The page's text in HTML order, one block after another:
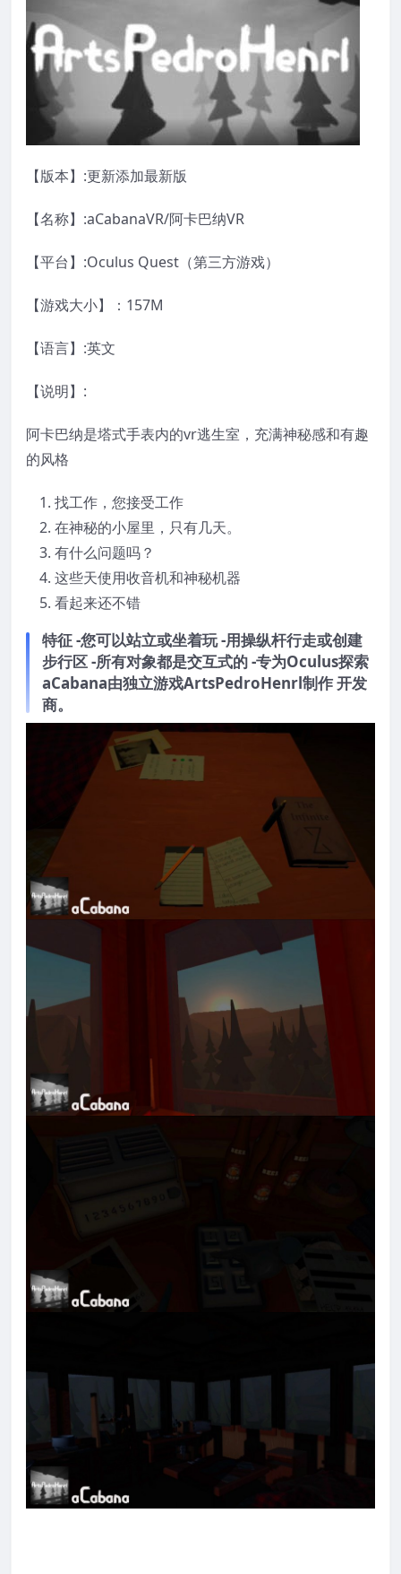
【版本】:更新添加最新版
【名称】:aCabanaVR/阿卡巴纳VR
【平台】:Oculus Quest（第三方游戏）
【游戏大小】：157M
【语言】:英文
【说明】:
阿卡巴纳是塔式手表内的vr逃生室，充满神秘感和有趣
的风格
找工作，您接受工作
在神秘的小屋里，只有几天。
有什么问题吗？
这些天使用收音机和神秘机器
看起来还不错
特征 -您可以站立或坐着玩 -用操纵杆行走或创建
步行区 -所有对象都是交互式的 -专为Oculus探索
aCabana由独立游戏ArtsPedroHenrl制作 开发
商。